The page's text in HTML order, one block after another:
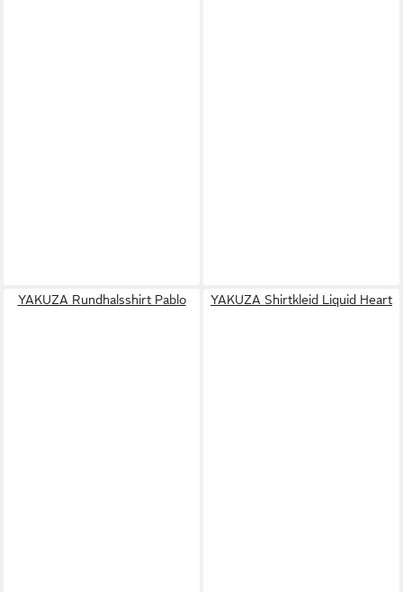
YAKUZA Rundhalsshirt Pablo YAKUZA Shirtkleid Liquid Heart